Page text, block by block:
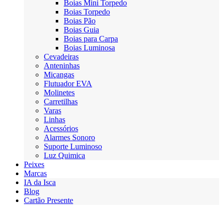
Boias Mini Torpedo
Boias Torpedo
Boias Pão
Boias Guia
Boias para Carpa
Boias Luminosa
Cevadeiras
Anteninhas
Miçangas
Flutuador EVA
Molinetes
Carretilhas
Varas
Linhas
Acessórios
Alarmes Sonoro
Suporte Luminoso
Luz Quimica
Peixes
Marcas
IA da Isca
Blog
Cartão Presente